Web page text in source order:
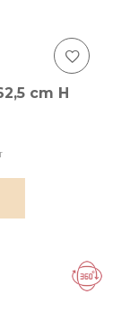
cm H